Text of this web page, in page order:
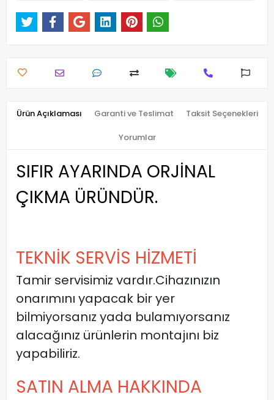
Ürün Açıklaması Garanti ve Teslimat Taksit Seçenekleri
Yorumlar
SIFIR AYARINDA ORJİNAL
ÇIKMA ÜRÜNDÜR.
TEKNİK SERVİS HİZMETİ
Tamir servisimiz vardır.Cihazınızın
onarımını yapacak bir yer
bilmiyorsanız yada bulamıyorsanız
alacağınız ürünlerin montajını biz
yapabiliriz.
SATIN ALMA HAKKINDA